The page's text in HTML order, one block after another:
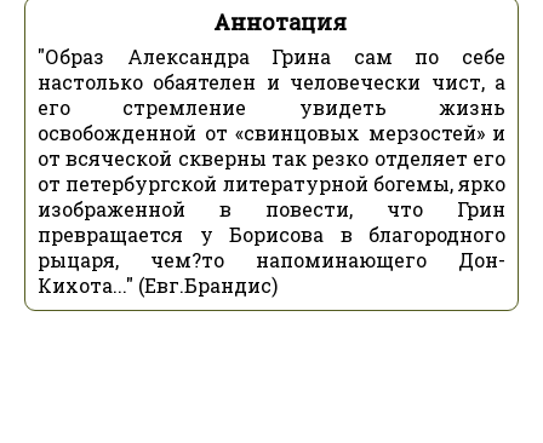
Аннотация
"Образ Александра Грина сам по себе
настолько обаятелен и человечески чист, а
его стремление увидеть жизнь
освобожденной от «свинцовых мерзостей» и
от всяческой скверны так резко отделяет его
от петербургской литературной богемы, ярко
изображенной в повести, что Грин
превращается у Борисова в благородного
рыцаря, чем?то напоминающего Дон-
Кихота..." (Евг.Брандис)